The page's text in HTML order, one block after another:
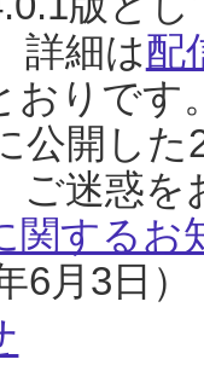
詳細は配
おりです
公開し
ご迷惑
関するお
6月3日）